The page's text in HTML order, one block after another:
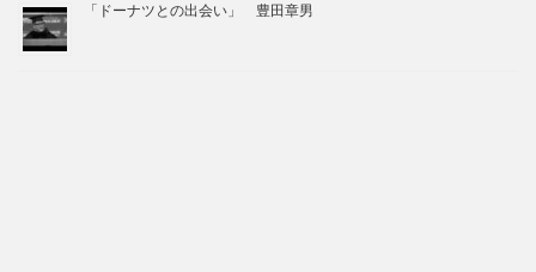
「ドーナツとの出会い」 豊田章男